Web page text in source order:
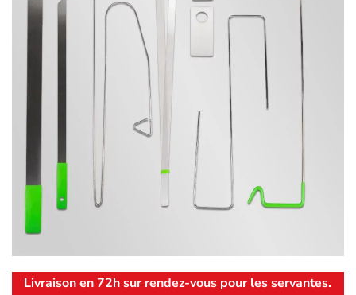
Livraison en 72h sur rendez-vous pour les servantes.